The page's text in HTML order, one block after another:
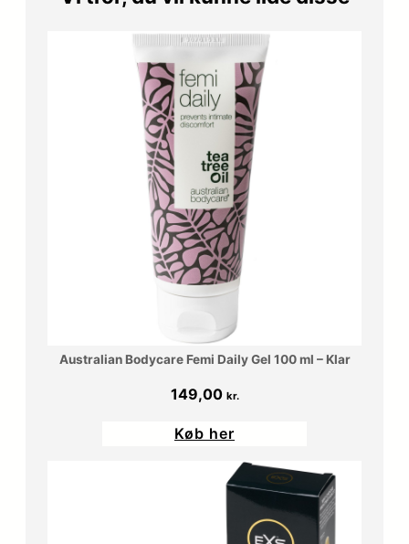
4
9
,
0
0
k
r
.
Australian Bodycare Femi Daily Gel 100 ml – Klar
149,00 kr.
Køb her